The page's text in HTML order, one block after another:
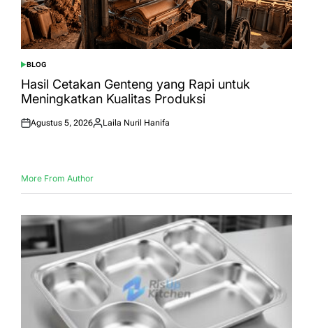
POSTED
IN
BLOG
Hasil Cetakan Genteng yang Rapi untuk
Meningkatkan Kualitas Produksi
Posted
Agustus 5, 2026
Posted
Laila Nuril Hanifa
More From Author